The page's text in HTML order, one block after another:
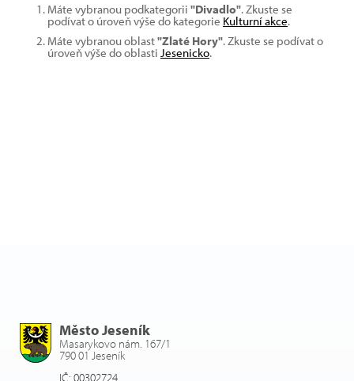
Máte vybranou podkategorii "Divadlo". Zkuste se
podívat o úroveň výše do kategorie Kulturní akce.
Máte vybranou oblast"Zlaté Hory". Zkuste se podívat o
úroveň výše do oblasti Jesenicko.
Město Jeseník
Masarykovo nám. 167/1
790 01 Jeseník
IČ: 00302724